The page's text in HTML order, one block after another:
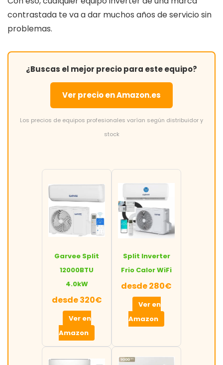
contrastada te va a dar muchos años de servicio sin
problemas.
¿Buscas el mejor precio para este equipo?
Ver precio en Amazon.es
Los precios de equipos profesionales varían según distribuidor y
stock
Garvee Split
12000BTU
4.0kW
desde 320€
Ver en
Amazon
Split Inverter
Frio Calor WiFi
desde 280€
Ver en
Amazon